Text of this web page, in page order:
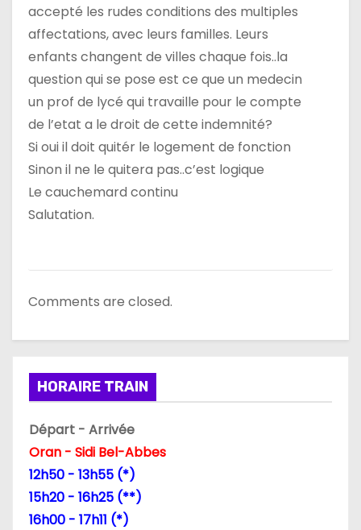
c
e
accepté les rudes conditions des multiples
affectations, avec leurs familles. Leurs
enfants changent de villes chaque fois..la
question qui se pose est ce que un medecin
un prof de lycé qui travaille pour le compte
de l’etat a le droit de cette indemnité?
Si oui il doit quitér le logement de fonction
Sinon il ne le quitera pas..c’est logique
Le cauchemard continu
Salutation.
Comments are closed.
HORAIRE TRAIN
Départ - Arrivée
Oran - Sidi Bel-Abbes
12h50 - 13h55 (*)
15h20 - 16h25 (**)
16h00 - 17h11 (*)